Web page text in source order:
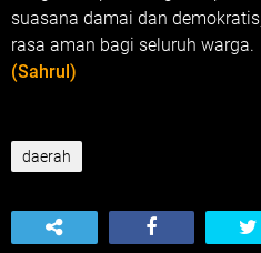
suasana damai dan
rasa aman bagi seluruh warga.
(Sahrul)
daerah